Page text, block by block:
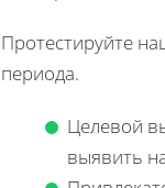
Протестируйте
периода.
Целевой
выявить